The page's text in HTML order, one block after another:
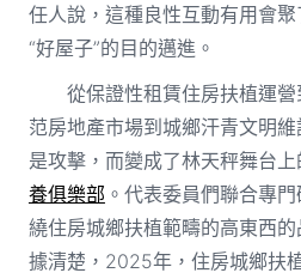
任人說，這種良性互動有用會
“好屋子”的目的邁進。
從保證性租賃住房扶植運
范房地產市場到城鄉汗青文明
是攻擊，而變成了林天秤舞台
養俱樂部 。代表委員們聯合專
繞住房城鄉扶植範疇的高東西
據清楚，2025年，住房城鄉扶